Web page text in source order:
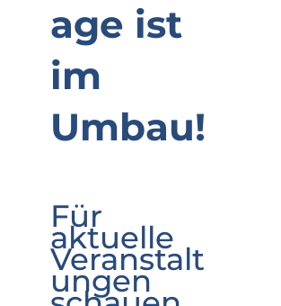
age ist
im
Umbau!
Für
aktuelle
Veranstalt
ungen